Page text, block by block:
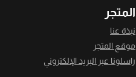
المتجر
نبذة عنا
موقع المتجر
راسلونا عبر البريد الإلكتروني